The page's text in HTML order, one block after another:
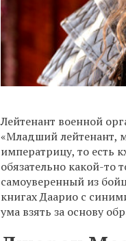
Лейтенант военной
«Младший лейтенант,
императрицу, то есть
обязательно какой-то
самоуверенный из
книгах Даарио с
ума взять за основу